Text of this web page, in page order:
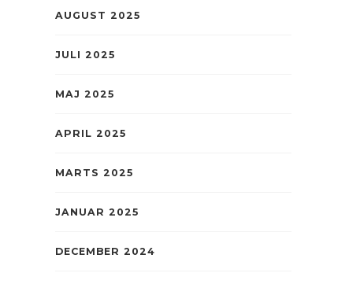
AUGUST 2025
JULI 2025
MAJ 2025
APRIL 2025
MARTS 2025
JANUAR 2025
DECEMBER 2024